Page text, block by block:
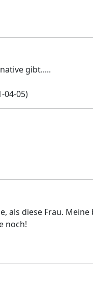
gibt.....
04-05)
als diese Frau.
noch!